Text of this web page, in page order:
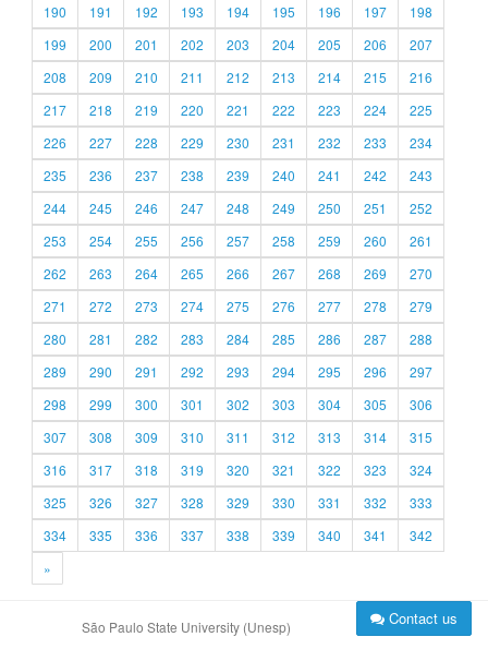
190
191 192 193 194 195 196 197
198
199
200 201 202 203 204 205 206
207
208
209 210 211 212 213 214 215
216
217
218 219 220 221 222 223 224
225
226
227 228 229 230 231 232 233
234
235
236 237 238 239 240 241 242
243
244
245 246 247 248 249 250 251
252
253
254 255 256 257 258 259 260
261
262
263 264 265 266 267 268 269
270
271
272 273 274 275 276 277 278
279
280
281 282 283 284 285 286 287
288
289
290 291 292 293 294 295 296
297
298
299 300 301 302 303 304 305
306
307
308 309 310 311 312 313 314
315
316
317 318 319 320 321 322 323
324
325
326 327 328 329 330 331 332
333
334
335 336 337 338 339 340 341
342
»
São Paulo State University (Unesp) Contact us